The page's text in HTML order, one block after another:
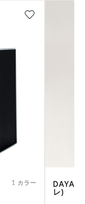
1 カラー
レ)